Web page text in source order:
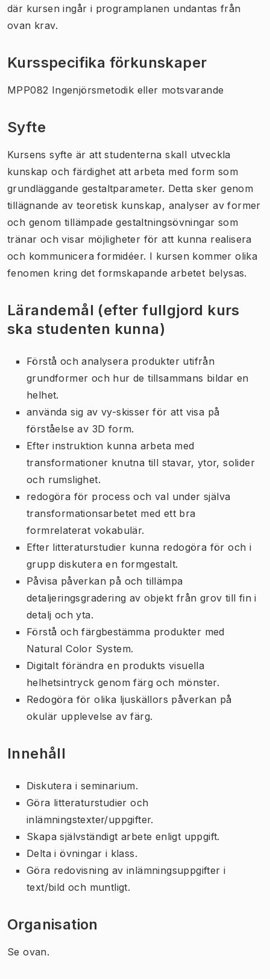
där kursen ingår i programplanen undantas från
ovan krav.
Kursspecifika förkunskaper
MPP082 Ingenjörsmetodik eller motsvarande
Syfte
Kursens syfte är att studenterna skall utveckla
kunskap och färdighet att arbeta med form som
grundläggande gestaltparameter. Detta sker genom
tillägnande av teoretisk kunskap, analyser av former
och genom tillämpade gestaltningsövningar som
tränar och visar möjligheter för att kunna realisera
och kommunicera formidéer. I kursen kommer olika
fenomen kring det formskapande arbetet belysas.
Lärandemål (efter fullgjord kurs
ska studenten kunna)
Förstå och analysera produkter utifrån
grundformer och hur de tillsammans bildar en
helhet.
använda sig av vy-skisser för att visa på
förståelse av 3D form.
Efter instruktion kunna arbeta med
transformationer knutna till stavar, ytor, solider
och rumslighet.
redogöra för process och val under själva
transformationsarbetet med ett bra
formrelaterat vokabulär.
Efter litteraturstudier kunna redogöra för och i
grupp diskutera en formgestalt.
Påvisa påverkan på och tillämpa
detaljeringsgradering av objekt från grov till fin i
detalj och yta.
Förstå och färgbestämma produkter med
Natural Color System.
Digitalt förändra en produkts visuella
helhetsintryck genom färg och mönster.
Redogöra för olika ljuskällors påverkan på
okulär upplevelse av färg.
Innehåll
Diskutera i seminarium.
Göra litteraturstudier och
inlämningstexter/uppgifter.
Skapa självständigt arbete enligt uppgift.
Delta i övningar i klass.
Göra redovisning av inlämningsuppgifter i
text/bild och muntligt.
Organisation
Se ovan.